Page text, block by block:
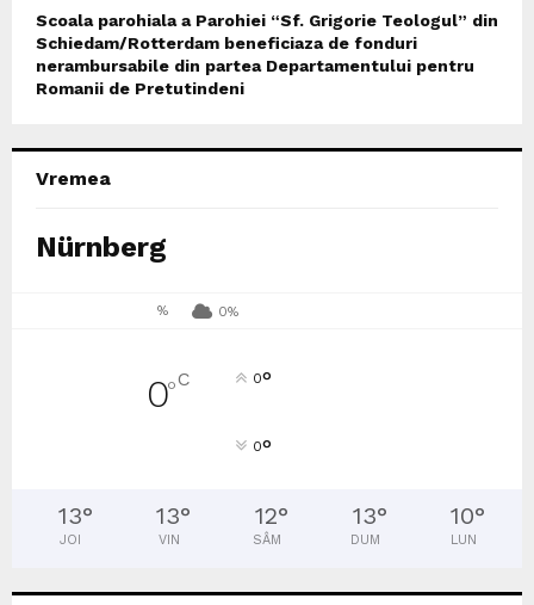
Scoala parohiala a Parohiei “Sf. Grigorie Teologul” din
Schiedam/Rotterdam beneficiaza de fonduri
nerambursabile din partea Departamentului pentru
Romanii de Pretutindeni
Vremea
Nürnberg
% 0%
0°C 0°
0°
13°
JOI
13°
VIN
12°
SÂM
13°
DUM
10°
LUN